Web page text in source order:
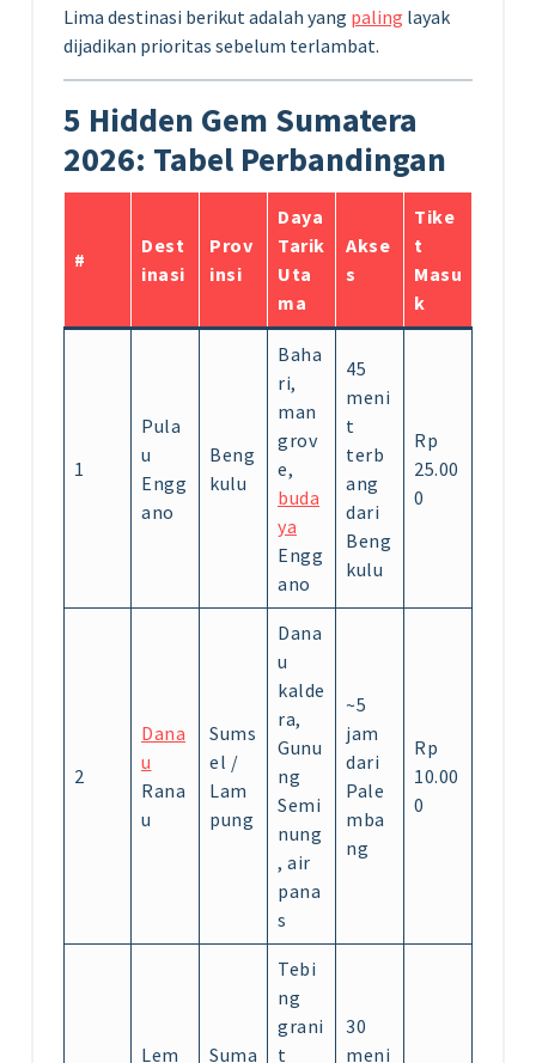
Lima destinasi berikut adalah yang paling layak
dijadikan prioritas sebelum terlambat.
5 Hidden Gem Sumatera
2026: Tabel Perbandingan
#
Dest
inasi
Prov
insi
Daya
Tarik
Uta
ma
Akse
s
Tike
t
Masu
k
1
Pula
u
Engg
ano
Beng
kulu
Baha
ri,
man
grov
e,
buda
ya
Engg
ano
45
meni
t
terb
ang
dari
Beng
kulu
Rp
25.00
0
2
Dana
u
Rana
u
Sums
el /
Lam
pung
Dana
u
kalde
ra,
Gunu
ng
Semi
nung
, air
pana
s
~5
jam
dari
Pale
mba
ng
Rp
10.00
0
Lem Suma
Tebi
ng
grani
t
30
meni